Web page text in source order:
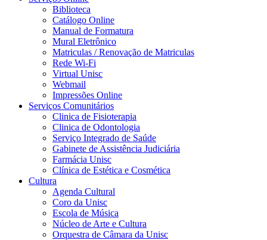
Biblioteca
Catálogo Online
Manual de Formatura
Mural Eletrônico
Matriculas / Renovação de Matriculas
Rede Wi-Fi
Virtual Unisc
Webmail
Impressões Online
Serviços Comunitários
Clinica de Fisioterapia
Clinica de Odontologia
Serviço Integrado de Saúde
Gabinete de Assistência Judiciária
Farmácia Unisc
Clínica de Estética e Cosmética
Cultura
Agenda Cultural
Coro da Unisc
Escola de Música
Núcleo de Arte e Cultura
Orquestra de Câmara da Unisc